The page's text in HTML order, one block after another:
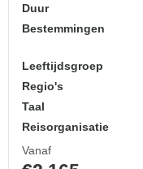
Duur
Bestemmingen
Leeftijdsgroep
Regio's
Taal
Reisorganisatie
Vanaf